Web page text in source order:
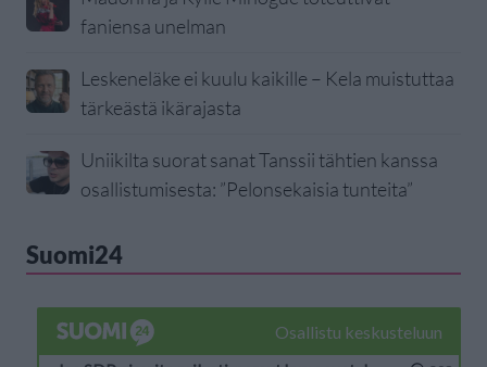
faniensa unelman
Leskeneläke ei kuulu kaikille – Kela muistuttaa
tärkeästä ikärajasta
Uniikilta suorat sanat Tanssii tähtien kanssa
osallistumisesta: ”Pelonsekaisia tunteita”
Suomi24